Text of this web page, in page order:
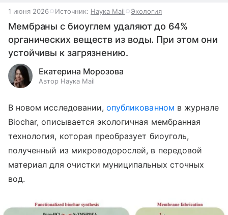
1 июня 2026 Источник: Наука Mail Экология
Мембраны с биоуглем удаляют до 64%
органических веществ из воды. При этом они
устойчивы к загрязнению.
Екатерина Морозова
Автор Наука Mail
В новом исследовании,опубликованном в журнале
Biochar, описывается экологичная мембранная
технология, которая преобразует биоуголь,
полученный из микроводорослей, в передовой
материал для очистки муниципальных сточных
вод.